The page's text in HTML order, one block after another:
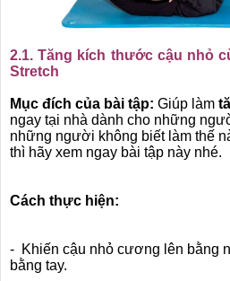
2.1.Tăng kích thước cậu nhỏ
Stretch
Mục đích của bài tập: Giúp làm
ngay tại nhà dành cho những
những người không biết làm thế
thì hãy xem ngay bài tập này nhé.
Cách thực hiện:
- Khiến cậu nhỏ cương lên bằng
bằng tay.